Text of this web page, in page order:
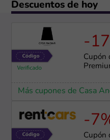
Descuentos de hoy
-
Cupón
Más cupones de Casa
-
Cupón